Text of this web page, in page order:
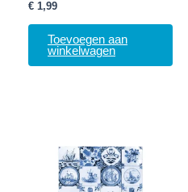
€ 1,99
Toevoegen aan
winkelwagen